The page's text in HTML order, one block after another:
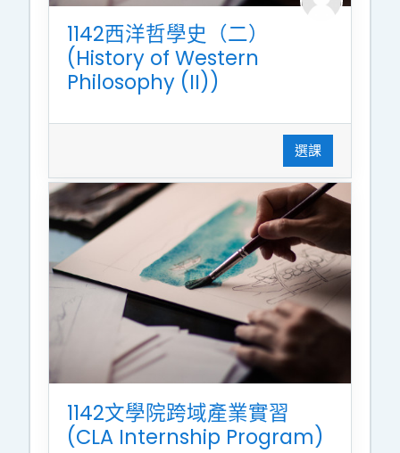
1142西洋哲學史（二）
(History of Western
Philosophy (II))
選課
1142文學院跨域產業實習
(CLA Internship Program)